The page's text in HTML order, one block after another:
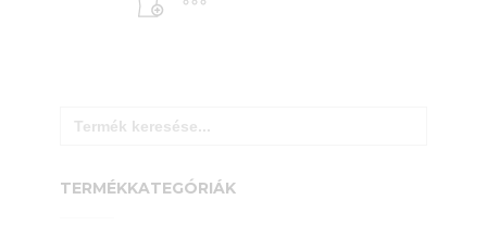
for:
TERMÉKKATEGÓRIÁK